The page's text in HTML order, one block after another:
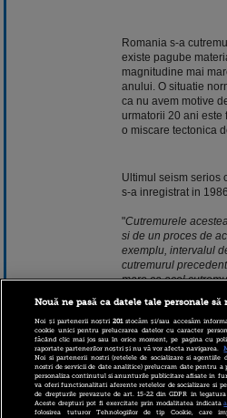
Romania s-a
existe pagube
magnitudine mai
anului. O situatie
ca nu avem motive
urmatorii 20 ani este
o miscare tectonica
Ultimul seism serios
s-a inregistrat in
"Cutremurele
si de un proces de
exemplu, intervalul
cutremurul
mare ca acel
astepta sa apara un
Radulian, director
Pamantului,
Astfel de miscari
ori intr-o suta de ani.
Nouă ne pasă ca datele tale personale
Noi și partenerii noștri201stocăm și/sau accesăm
cookie unici pentru prelucrarea datelor cu caracter
făcând clic mai jos sau în orice moment, pe pagina cu
raportate partenerilor noștri și nu vă vor afecta navigarea.
Noi si partenerii nostri (retelele de socializare si
nostri de servicii de date analitice) prelucram date pentru
personaliza continutul si anunturile publicitare afisate in
va oferi functionalitati aferente retelelor de socializare si
de drepturile prevazute de art. 15-22 din GDPR in
Aceste drepturi pot fi exercitate prin modalitatea indicata
folosirea tuturor Tehnologiilor de tip Cookie, care